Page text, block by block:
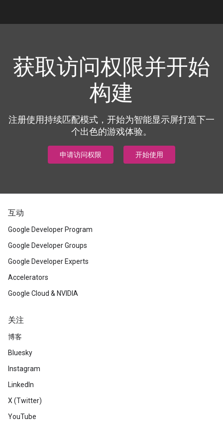
获取访问权限并开始
构建
注册使用持续匹配模式，开始为智能显示屏打造下一
个出色的游戏体验。
申请访问权限 开始使用
互动
Google Developer Program
Google Developer Groups
Google Developer Experts
Accelerators
Google Cloud & NVIDIA
关注
博客
Bluesky
Instagram
LinkedIn
X (Twitter)
YouTube